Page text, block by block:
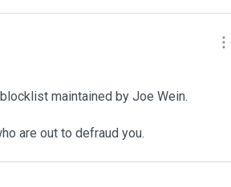
maintained by Joe Wein.
are out to defraud you.